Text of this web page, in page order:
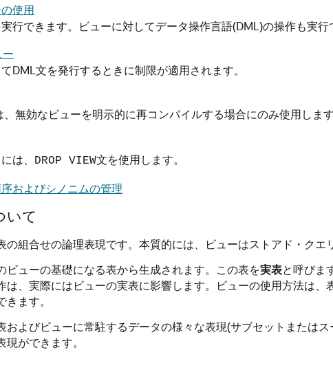
使用
行できます。ビューに対してデータ操作言語(DML)の操作も実行
DML文を発行するときに制限が適用されます。
、無効なビューを明示的に再コンパイルする場合にのみ使用します
は、
DROP VIEW文を使用します。
およびシノニムの管理
いて
の組合せの論理表現です。本質的には、ビューはストアド・クエ
ビューの基礎になる表から生成されます。この表を実表と呼びま
は、実際にはビューの実表に影響します。ビューの使用方法は
ます。
およびビューに常駐するデータの様々な表現(サブセットまたは
ができます。